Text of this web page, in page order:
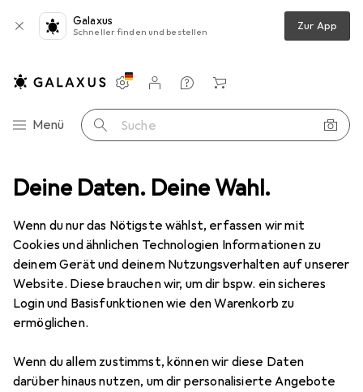
Deine Daten. Deine Wahl.
Wenn du nur das Nötigste wählst, erfassen wir mit
Cookies und ähnlichen Technologien Informationen zu
deinem Gerät und deinem Nutzungsverhalten auf unserer
Website. Diese brauchen wir, um dir bspw. ein sicheres
Login und Basisfunktionen wie den Warenkorb zu
ermöglichen.
Wenn du allem zustimmst, können wir diese Daten
darüber hinaus nutzen, um dir personalisierte Angebote
Galaxus
Schneller finden und bestellen Zur App
Navigation nach Kategorien
Menü Suche
Einstellungen
Kundenkonto
Vergleichslisten
Merklisten
Warenkorb
Nager Kleintierstalleinrichtung Trixie Food-Ball D=12m
4 Bilder
TrixieFood-Ball D=12m
Preis in EUR inkl. MwSt.
EUR
6,64